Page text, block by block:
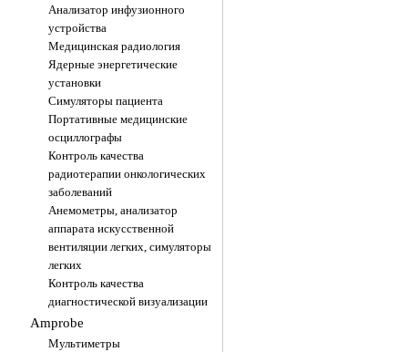
Анализатор инфузионного
устройства
Медицинская радиология
Ядерные энергетические
установки
Симуляторы пациента
Портативные медицинские
осциллографы
Контроль качества
радиотерапии онкологических
заболеваний
Анемометры, анализатор
аппарата искусственной
вентиляции легких, симуляторы
легких
Контроль качества
диагностической визуализации
Amprobe
Мультиметры